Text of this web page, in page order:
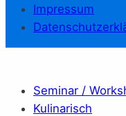
Impressum
Seminar /
Kulinarisch